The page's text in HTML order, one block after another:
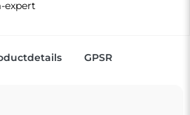
expert
GPSR